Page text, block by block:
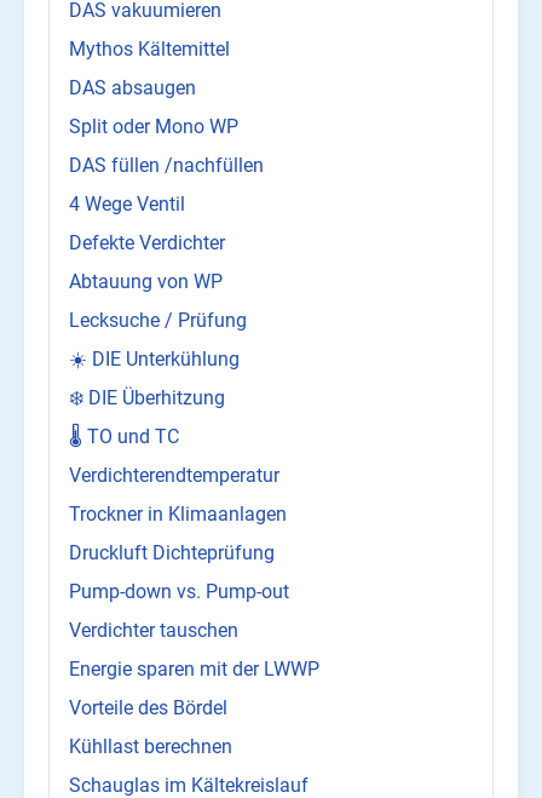
DAS vakuumieren
Mythos Kältemittel
DAS absaugen
Split oder Mono WP
DAS füllen /nachfüllen
4 Wege Ventil
Defekte Verdichter
Abtauung von WP
Lecksuche / Prüfung
☀️ DIE Unterkühlung
❄️ DIE Überhitzung
🌡️ TO und TC
Verdichterendtemperatur
Trockner in Klimaanlagen
Druckluft Dichteprüfung
Pump-down vs. Pump-out
Verdichter tauschen
Energie sparen mit der LWWP
Vorteile des Bördel
Kühllast berechnen
Schauglas im Kältekreislauf